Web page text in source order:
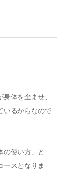
体を歪ませ、
いるからなので
の使い方」と
ースとなりま